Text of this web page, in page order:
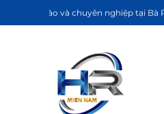
chuyên nghiệp tại Bà Rịa - Vũng Tàu